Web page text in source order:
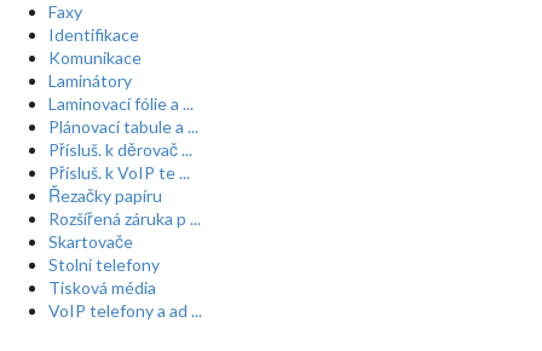
Faxy
Identifikace
Komunikace
Laminátory
Laminovací fólie a ...
Plánovací tabule a ...
Přísluš. k děrovač ...
Přísluš. k VoIP te ...
Řezačky papíru
Rozšířená záruka p ...
Skartovače
Stolní telefony
Tisková média
VoIP telefony a ad ...